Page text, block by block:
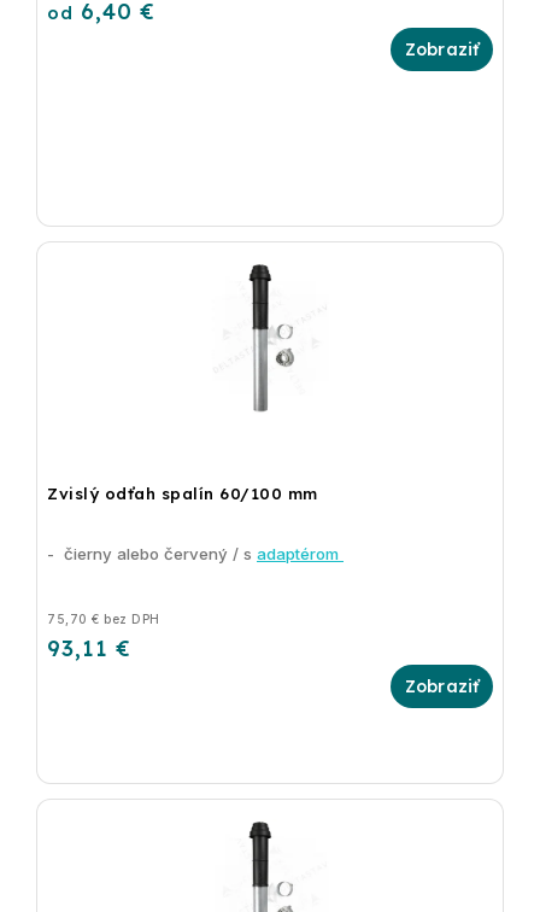
od 6,40 €
Zvislý odťah spalín 60/100 mm
75,70 € bez DPH
93,11 €
- čierny alebo červený / s adaptérom